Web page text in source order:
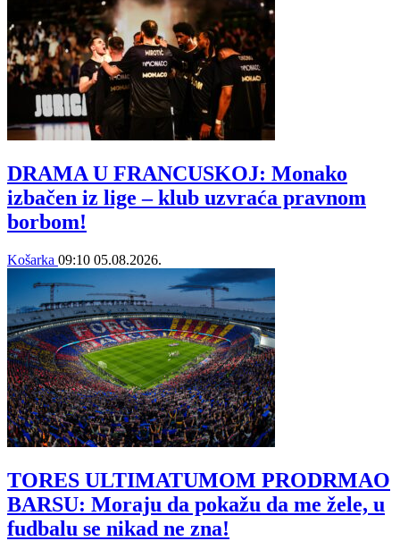
DRAMA U FRANCUSKOJ: Monako
izbačen iz lige – klub uzvraća pravnom
borbom!
Košarka 09:10 05.08.2026.
TORES ULTIMATUMOM PRODRMAO
BARSU: Moraju da pokažu da me žele, u
fudbalu se nikad ne zna!